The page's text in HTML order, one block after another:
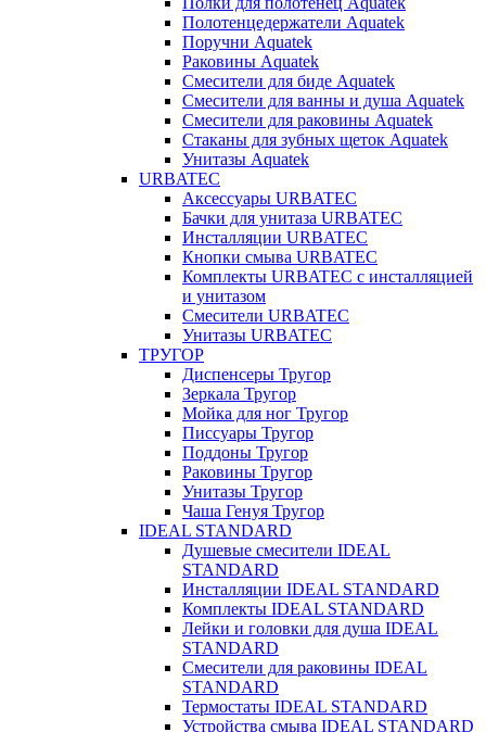
Полотенцедержатели Aquatek
Поручни Aquatek
Раковины Aquatek
Смесители для биде Aquatek
Смесители для ванны и душа Aquatek
Смесители для раковины Aquatek
Стаканы для зубных щеток Aquatek
Унитазы Aquatek
URBATEC
Аксессуары URBATEC
Бачки для унитаза URBATEC
Инсталляции URBATEC
Кнопки смыва URBATEC
Комплекты URBATEC с инсталляцией
и унитазом
Смесители URBATEC
Унитазы URBATEC
ТРУГОР
Диспенсеры Тругор
Зеркала Тругор
Мойка для ног Тругор
Писсуары Тругор
Поддоны Тругор
Раковины Тругор
Унитазы Тругор
Чаша Генуя Тругор
IDEAL STANDARD
Душевые смесители IDEAL
STANDARD
Инсталляции IDEAL STANDARD
Комплекты IDEAL STANDARD
Лейки и головки для душа IDEAL
STANDARD
Смесители для раковины IDEAL
STANDARD
Термостаты IDEAL STANDARD
Устройства смыва IDEAL STANDARD